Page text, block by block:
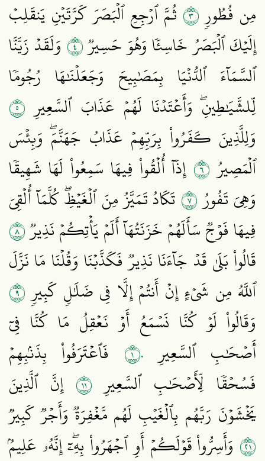
مِن فُطُورٖ٣ ثُمَّ ٱرۡجِعِ ٱلۡبَصَرَ كَرَّتَيۡنِ يَنقَلِبۡ
إِلَيۡكَ ٱلۡبَصَرُ خَاسِئٗا وَهُوَ حَسِيرٞ٤ وَلَقَدۡ زَيَّنَّا
ٱلسَّمَآءَ ٱلدُّنۡيَا بِمَصَٰبِيحَ وَجَعَلۡنَٰهَا رُجُومٗا
لِّلشَّيَٰطِينِۖ وَأَعۡتَدۡنَا لَهُمۡ عَذَابَ ٱلسَّعِيرِ ٥
وَلِلَّذِينَ كَفَرُواْ بِرَبِّهِمۡ عَذَابُ جَهَنَّمَۖ وَبِئۡسَ
ٱلۡمَصِيرُ ٦ إِذَآ أُلۡقُواْ فِيهَا سَمِعُواْ لَهَا شَهِيقٗا
وَهِيَ تَفُورُ٧ تَكَادُ تَمَيَّزُ مِنَ ٱلۡغَيۡظِۖ كُلَّمَآ أُلۡقِيَ
فِيهَا فَوۡجٞ سَأَلَهُمۡ خَزَنَتُهَآ أَلَمۡ يَأۡتِكُمۡ نَذِيرٞ٨
قَالُواْ بَلَىٰ قَدۡ جَآءَنَا نَذِيرٞ فَكَذَّبۡنَا وَقُلۡنَا مَا نَزَّلَ
ٱللَّهُ مِن شَيۡءٍ إِنۡ أَنتُمۡ إِلَّا فِي ضَلَٰلٖ كَبِيرٖ٩
وَقَالُواْ لَوۡ كُنَّا نَسۡمَعُ أَوۡ نَعۡقِلُ مَا كُنَّا فِيٓ
أَصۡحَٰبِ ٱلسَّعِيرِ ١٠ فَٱعۡتَرَفُواْ بِذَنۢبِهِمۡ
فَسُحۡقٗا لِّأَصۡحَٰبِ ٱلسَّعِيرِ ١١ إِنَّ ٱلَّذِينَ
يَخۡشَوۡنَ رَبَّهُم بِٱلۡغَيۡبِ لَهُم مَّغۡفِرَةٞ وَأَجۡرٞ كَبِيرٞ
١٢ وَأَسِرُّواْ قَوۡلَكُمۡ أَوِ ٱجۡهَرُواْ بِهِۦٓۖ إِنَّهُۥ عَلِيمُۢ